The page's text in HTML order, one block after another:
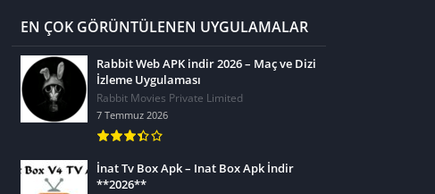
EN ÇOK GÖRÜNTÜLENEN UYGULAMALAR
Rabbit Web APK indir 2026 – Maç ve Dizi
İzleme Uygulaması
Rabbit Movies Private Limited
7 Temmuz 2026
İnat Tv Box Apk – Inat Box Apk İndir
**2026**